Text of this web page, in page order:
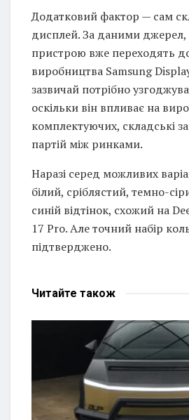
Додатковий фактор — сам
дисплей. За даними джерел,
пристрою вже переходять
виробництва Samsung
зазвичай потрібно
оскільки він впливає на
комплектуючих, складські
партій між ринками.
Наразі серед можливих
білий, сріблястий, темно-
синій відтінок, схожий на
17 Pro. Але точний набір
підтверджено.
Читайте також